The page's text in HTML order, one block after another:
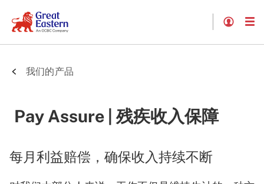
我们的产品
Pay Assure | 残疾收入保障
每月利益赔偿，确保收入持续不断